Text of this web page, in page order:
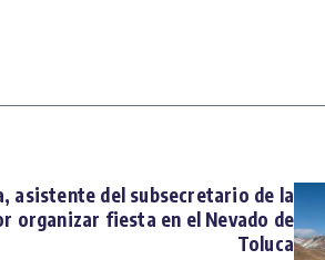
asistente del subsecretario de la
organizar fiesta en el Nevado de
Toluca